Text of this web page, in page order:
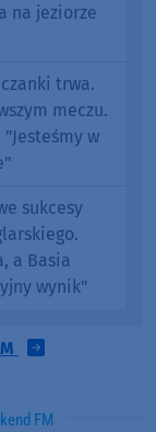
na jeziorze
trwa.
meczu.
"Jesteśmy w
sukcesy
a Basia
wynik"
FM